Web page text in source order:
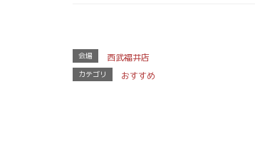
会場 西武福井店
カテゴリ おすすめ